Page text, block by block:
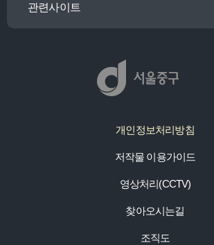
관련사이트
개인정보처리방침
저작물 이용가이드
영상처리(CCTV)
찾아오시는길
조직도